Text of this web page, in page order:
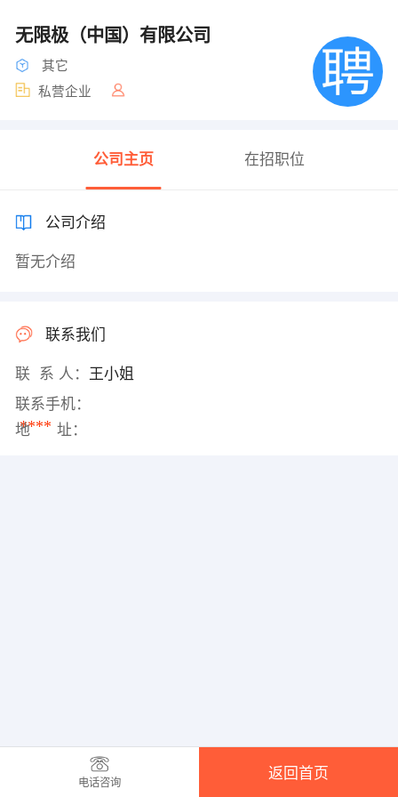
无限极（中国）有限公司
其它
私营企业
公司主页 在招职位
公司介绍
暂无介绍
联系我们
联 系 人： 王小姐
联系手机：
****
地 址：
电话咨询
返回首页